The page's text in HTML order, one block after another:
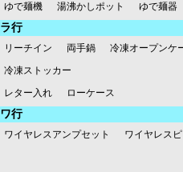
ゆで麺機 湯沸かしポット ゆで麺器
ラ行
リーチイン 両手鍋
冷凍オープンケ
冷凍ストッカー
レター入れ
ローケース
ワ行
ワイヤレスアンプセット ワイヤレス